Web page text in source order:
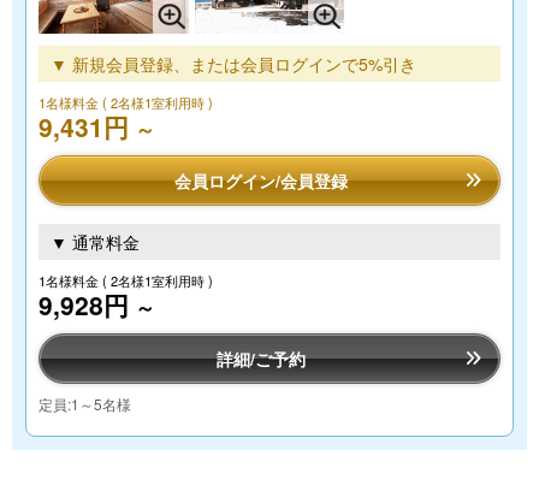
▼ 新規会員登録、または会員ログインで5%引き
1名様料金( 2名様1室利用時 )
9,431円 ～
会員ログイン/会員登録
▼ 通常料金
1名様料金( 2名様1室利用時 )
9,928円 ～
詳細/ご予約
定員:1～5名様